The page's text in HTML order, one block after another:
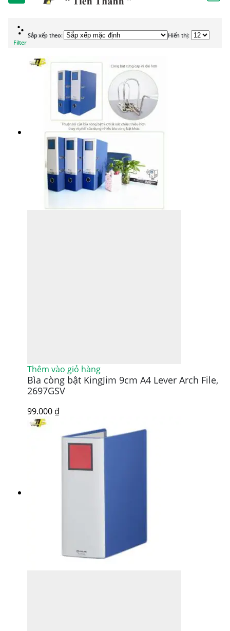
Filter
Sắp xếp theo: Hiển thị:
Thêm vào giỏ hàng
Bìa còng bật KingJim 9cm A4 Lever Arch File,
2697GSV
99.000 ₫